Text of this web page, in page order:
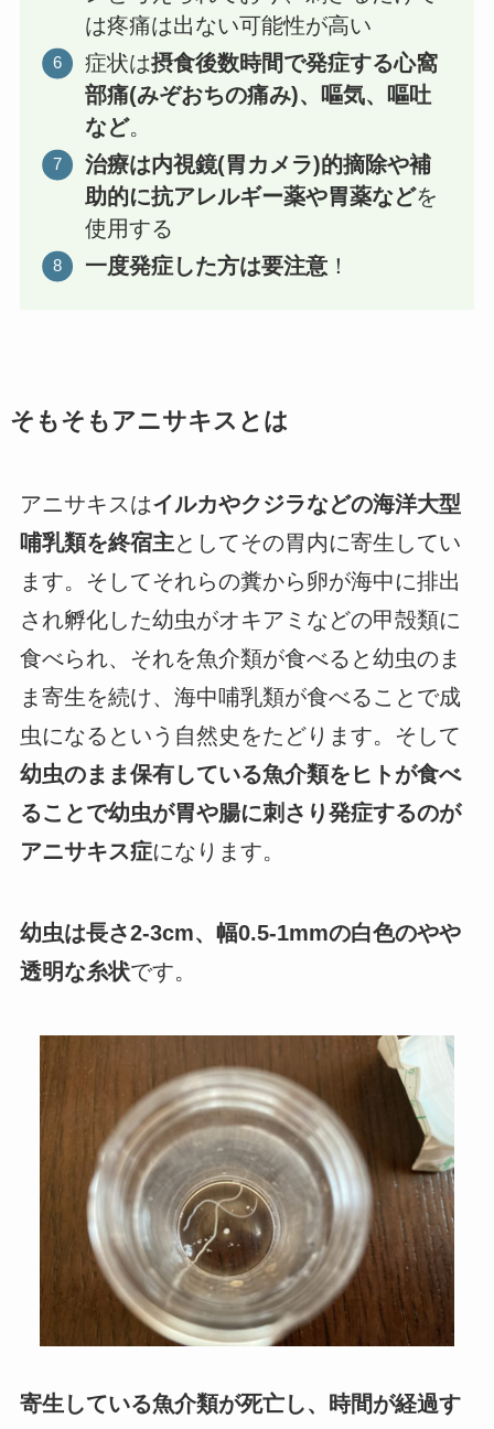
は疼痛は出ない可能性が高い
症状は摂食後数時間で発症する心窩
部痛(みぞおちの痛み)、嘔気、嘔吐
など。
治療は内視鏡(胃カメラ)的摘除や補
助的に抗アレルギー薬や胃薬などを
使用する
一度発症した方は要注意 ！
そもそもアニサキスとは
アニサキスはイルカやクジラなどの海洋大型
哺乳類を終宿主としてその胃内に寄生してい
ます。そしてそれらの糞から卵が海中に排出
され孵化した幼虫がオキアミなどの甲殻類に
食べられ、それを魚介類が食べると幼虫のま
ま寄生を続け、海中哺乳類が食べることで成
虫になるという自然史をたどります。そして
幼虫のまま保有している魚介類をヒトが食べ
ることで幼虫が胃や腸に刺さり発症するのが
アニサキス症になります。
幼虫は長さ2-3cm、幅0.5-1mmの白色のやや
透明な糸状です。
寄生している魚介類が死亡し、時間が経過す